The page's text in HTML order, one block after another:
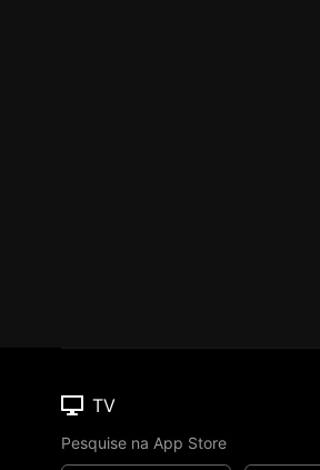
TV
Pesquise na App Store